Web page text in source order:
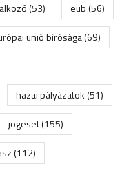
(53) eub(56)
unió bírósága(69)
hazai pályázatok(51)
jogeset(155)
(112)